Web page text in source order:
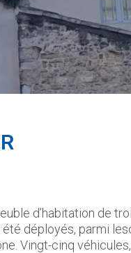
d’habitation de
déployés, parmi
Vingt-cinq